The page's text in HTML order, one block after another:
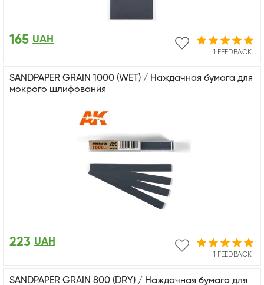
1 FEEDBACK
165 UAH
SANDPAPER GRAIN 1000 (WET) / Наждачная бумага для
мокрого шлифования
1 FEEDBACK
223 UAH
SANDPAPER GRAIN 800 (DRY) / Наждачная бумага для